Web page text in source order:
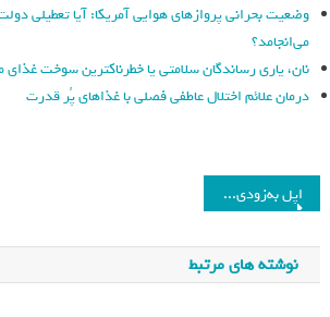
وضعیت بحرانی پروازهای هوایی آمریکا: آیا تعطیلی دولت
می‌انجامد؟
نان، یاری رساندگان سلامتی یا خطرناکترین سوخت غذای
درمان علائم اختلال عاطفی فصلی با غذاهای پُر قدرت
اپل به‌زودی اعتراض می‌کند: قوانین اروپا نباید برای اپ استور و آی‌مسیج اعمال شوند
نوشته های مرتبط